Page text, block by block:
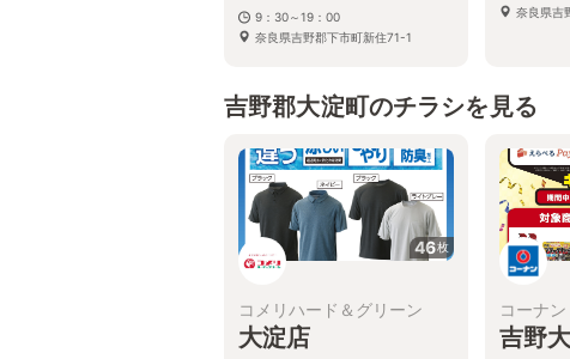
9：30～19：00
奈良県吉野郡下市町新住71-1
奈良県吉
吉野郡大淀町のチラシを見る
46枚
コメリハード＆グリーン
大淀店
コーナン
吉野